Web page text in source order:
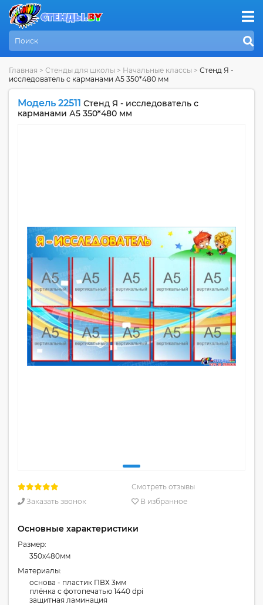
Главная > Стенды для школы > Начальные классы > Стенд Я -
исследователь с карманами А5 350*480 мм
Модель 22511 Стенд Я - исследователь с
карманами А5 350*480 мм
Смотреть отзывы
Заказать звонок
В избранное
Основные характеристики
Размер:
350x480мм
Материалы:
основа - пластик ПВХ 3мм
плёнка с фотопечатью 1440 dpi
защитная ламинация